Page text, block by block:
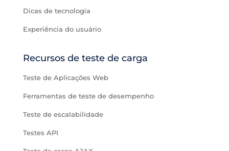
Dicas de tecnologia
Experiência do usuário
Recursos de teste de carga
Teste de Aplicações Web
Ferramentas de teste de desempenho
Teste de escalabilidade
Testes API